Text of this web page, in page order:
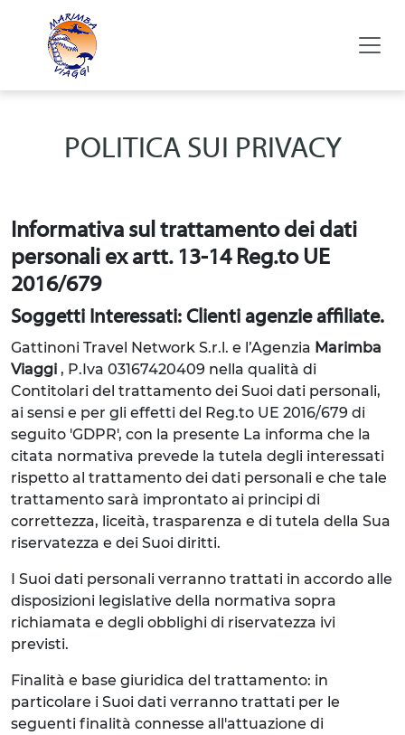
POLITICA SUI PRIVACY
Informativa sul trattamento dei dati
personali ex artt. 13-14 Reg.to UE
2016/679
Soggetti Interessati: Clienti agenzie affiliate.
Gattinoni Travel Network S.r.l. e l’Agenzia Marimba
Viaggi , P.Iva 03167420409 nella qualità di
Contitolari del trattamento dei Suoi dati personali,
ai sensi e per gli effetti del Reg.to UE 2016/679 di
seguito 'GDPR', con la presente La informa che la
citata normativa prevede la tutela degli interessati
rispetto al trattamento dei dati personali e che tale
trattamento sarà improntato ai principi di
correttezza, liceità, trasparenza e di tutela della Sua
riservatezza e dei Suoi diritti.
I Suoi dati personali verranno trattati in accordo alle
disposizioni legislative della normativa sopra
richiamata e degli obblighi di riservatezza ivi
previsti.
Finalità e base giuridica del trattamento: in
particolare i Suoi dati verranno trattati per le
seguenti finalità connesse all'attuazione di